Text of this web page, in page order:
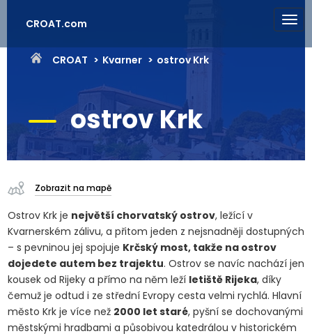
CROAT.com
CROAT Kvarner ostrov Krk
ostrov Krk
Zobrazit na mapě
Ostrov Krk je největší chorvatský ostrov, ležící v
Kvarnerském zálivu, a přitom jeden z nejsnadněji dostupných
– s pevninou jej spojuje Krčský most, takže na ostrov
dojedete autem bez trajektu. Ostrov se navíc nachází jen
kousek od Rijeky a přímo na něm leží letiště Rijeka, díky
čemuž je odtud i ze střední Evropy cesta velmi rychlá. Hlavní
město Krk je více než 2000 let staré, pyšní se dochovanými
městskými hradbami a působivou katedrálou v historickém